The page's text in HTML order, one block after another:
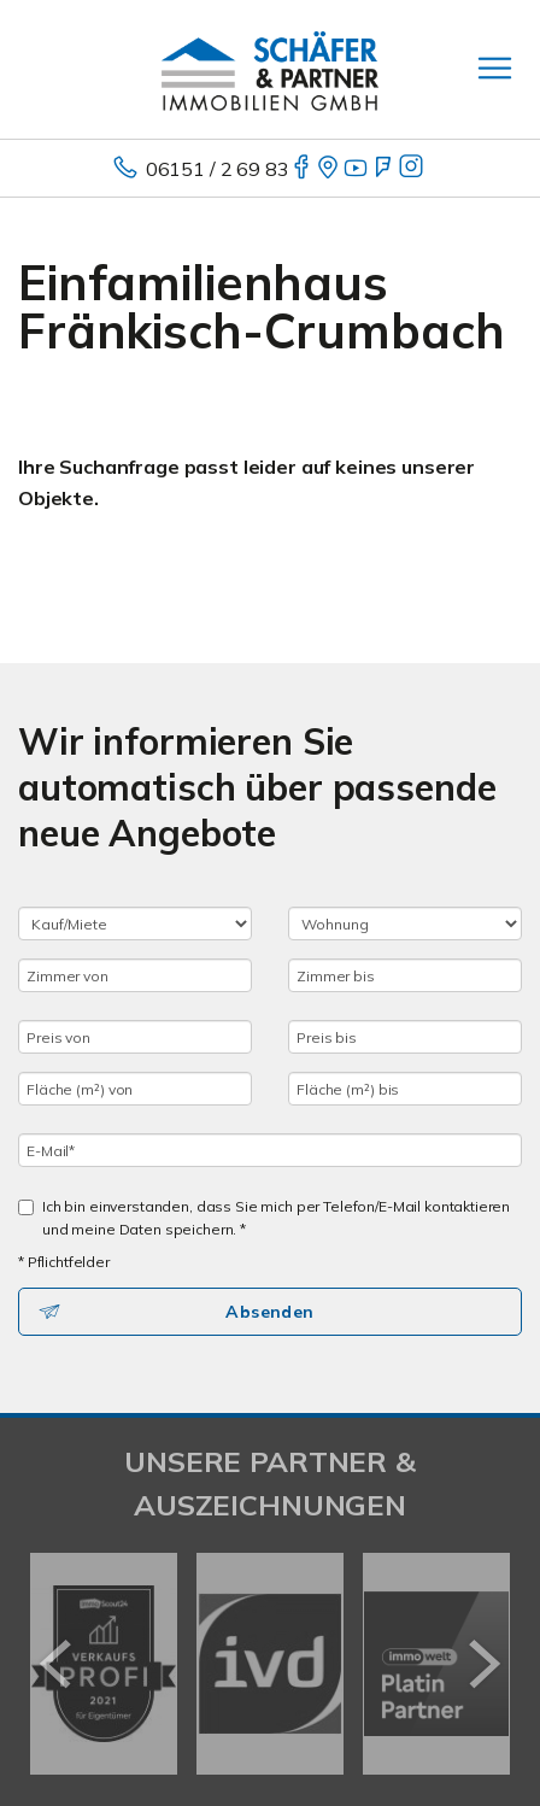
06151 / 2 69 83
Einfamilienhaus
Fränkisch-Crumbach
Ihre Suchanfrage passt leider auf keines unserer
Objekte.
Wir informieren Sie
automatisch über passende
neue Angebote
Ich bin einverstanden, dass Sie mich per Telefon/E-Mail kontaktieren
und meine Daten speichern. *
* Pflichtfelder
Absenden
UNSERE PARTNER &
AUSZEICHNUNGEN